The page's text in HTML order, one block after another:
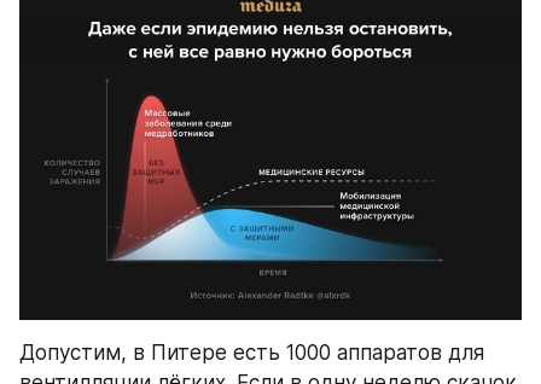
Допустим, в Питере есть 1000 аппаратов для